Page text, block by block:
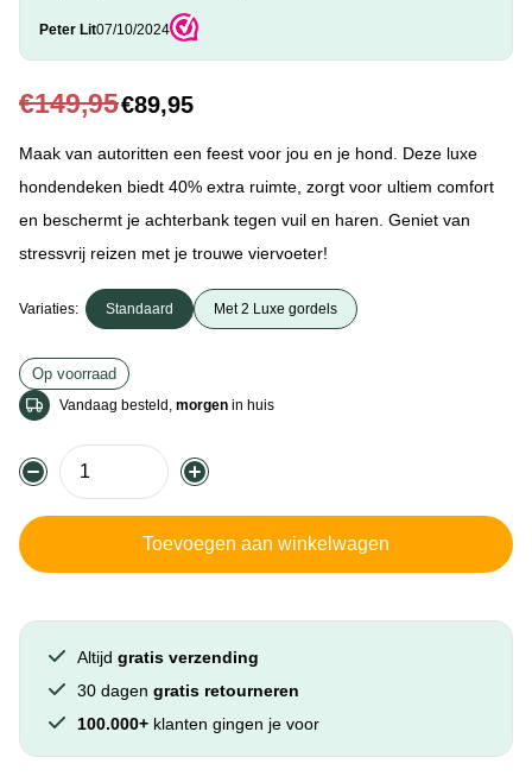
Peter Lit07/10/2024
€149,95€89,95
Maak van autoritten een feest voor jou en je hond. Deze luxe
hondendeken biedt 40% extra ruimte, zorgt voor ultiem comfort
en beschermt je achterbank tegen vuil en haren. Geniet van
stressvrij reizen met je trouwe viervoeter!
Variaties: Standaard Met 2 Luxe gordels
Vandaag besteld, morgen in huis
Op voorraad
Toevoegen aan winkelwagen
Altijd gratis verzending
30 dagen gratis retourneren
100.000+ klanten gingen je voor